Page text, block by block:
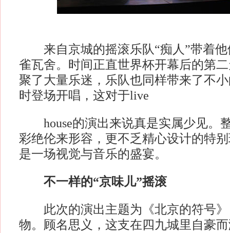
来自京城的摇滚乐队“痴人”带着他
雀瓦舍。时间正直世界杯开幕后的第
聚了大量乐迷，乐队也同样带来了不
时登场开唱，这对于live
house的演出来说真是实属少见。
彩绝伦来形容，更不乏精心设计的特
是一场视觉与音乐的盛宴。
不一样的“京味儿”摇滚
此次的演出主题为《北京的符号》
物。顾名思义，这支在四九城里自豪